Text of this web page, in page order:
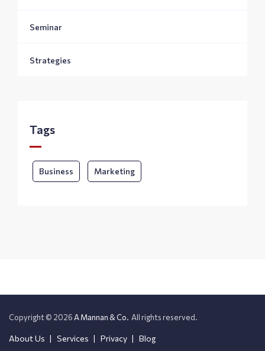
Seminar
Strategies
Tags
Business Marketing
Copyright © 2026A Mannan & Co. All rights reserved.
About Us Services Privacy Blog